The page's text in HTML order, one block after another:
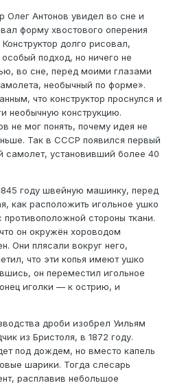
Олег Антонов увидел во сне и
форму хвостового оперения
долго рисовал,
подход, но ничего не
во сне, перед моими глазами
необычный по форме».
что конструктор проснулся и
необычную конструкцию.
не мог понять, почему идея не
Так в СССР появился первый
установивший более 40
году швейную машинку, перед
как расположить игольное ушко
противоположной стороны ткани.
он окружён хороводом
Они плясали вокруг него,
что эти копья имеют ушко
он переместил игольное
иголки — к острию, и
дроби изобрел Уильям
из Бристоля, в 1872 году.
под дождем, но вместо капель
шарики. Тогда слесарь
расплавив небольшое